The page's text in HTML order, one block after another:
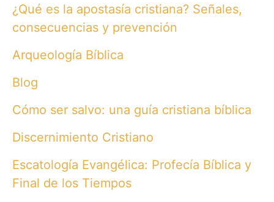
f
o
r
¿Qué es la apostasía cristiana? Señales,
consecuencias y prevención
Arqueología Bíblica
Blog
Cómo ser salvo: una guía cristiana bíblica
Discernimiento Cristiano
Escatología Evangélica: Profecía Bíblica y
Final de los Tiempos